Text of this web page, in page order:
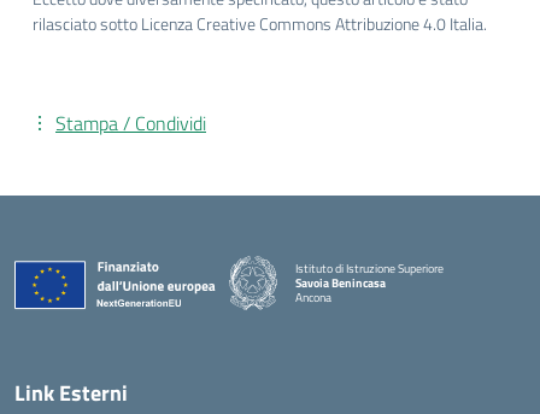
rilasciato sotto Licenza Creative Commons Attribuzione 4.0 Italia.
Stampa / Condividi
Istituto di Istruzione Superiore
Savoia Benincasa
Ancona
Link Esterni